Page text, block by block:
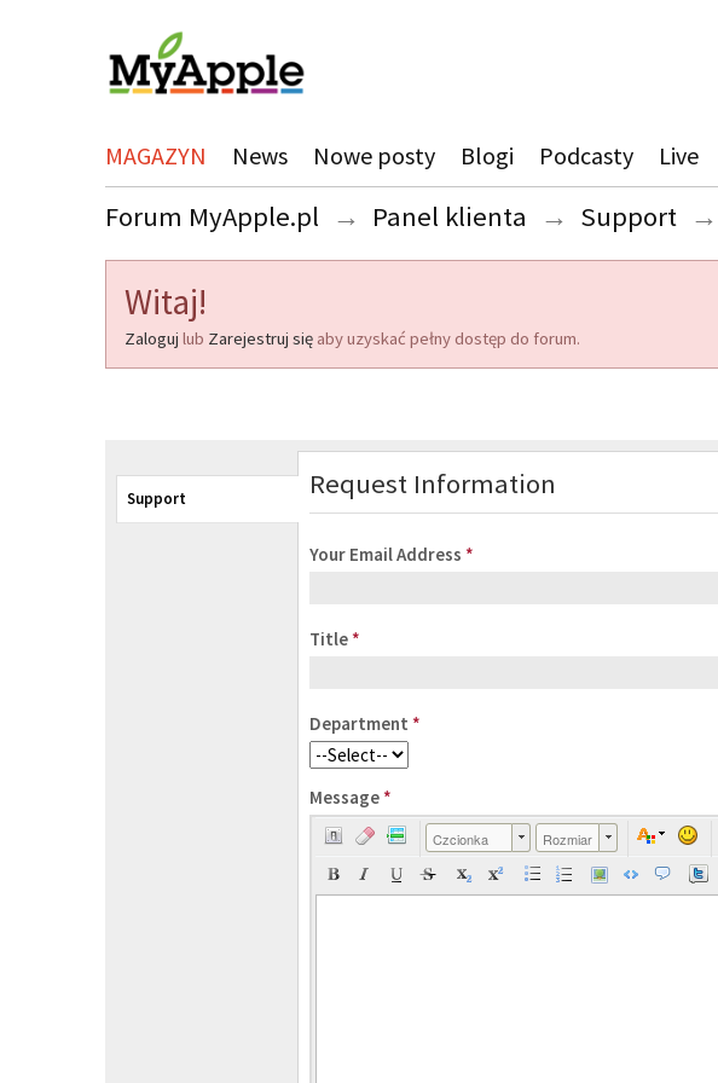
MAGAZYN News Nowe posty Blogi Podcasty Live
Forum MyApple.pl → Panel klienta → Support →
Witaj!
Zaloguj lub Zarejestruj się aby uzyskać pełny dostęp do forum.
Support Request Information
Your Email Address *
Title *
Department *
Message *
Czcionka Rozmiar